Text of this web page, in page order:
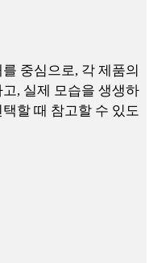
중심으로, 각 제품의
, 실제 모습을 생생하
할 때 참고할 수 있도